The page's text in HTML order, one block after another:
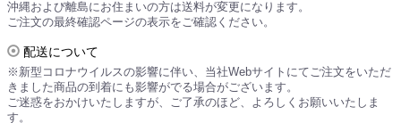
沖縄および離島にお住まいの方は送料が変更になります。
ご注文の最終確認ページの表示をご確認ください。
配送について
※新型コロナウイルスの影響に伴い、当社Webサイトにてご注文をいただ
きました商品の到着にも影響がでる場合がございます。
ご迷惑をおかけいたしますが、ご了承のほど、よろしくお願いいたしま
す。